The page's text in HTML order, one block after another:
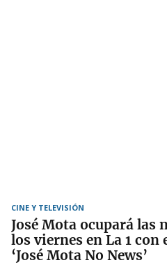
CINE Y TELEVISIÓN
José Mota ocupará las
los viernes en La 1 con
‘José Mota No News’